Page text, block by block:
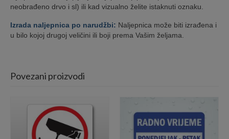
neobrađeno drvo i sl) ili kad vizualno želite istaknuti oznaku.
Izrada naljepnica po narudžbi: Naljepnica može biti izrađena i
u bilo kojoj drugoj veličini ili boji prema Vašim željama.
Povezani proizvodi